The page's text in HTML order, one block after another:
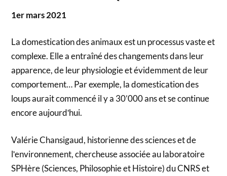
1er mars 2021
La domestication des animaux est un processus vaste et
complexe. Elle a entraîné des changements dans leur
apparence, de leur physiologie et évidemment de leur
comportement… Par exemple, la domestication des
loups aurait commencé il y a 30’000 ans et se continue
encore aujourdʹhui.
Valérie Chansigaud, historienne des sciences et de
lʹenvironnement, chercheuse associée au laboratoire
SPHère (Sciences, Philosophie et Histoire) du CNRS et